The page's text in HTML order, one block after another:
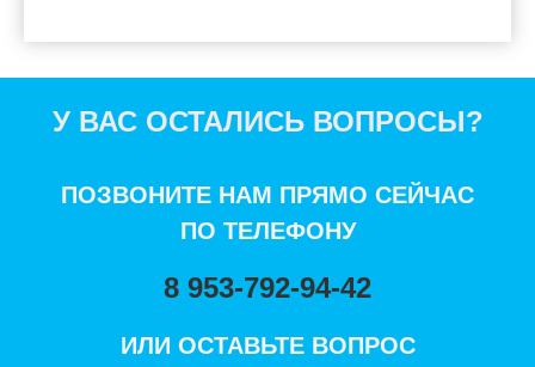
У ВАС ОСТАЛИСЬ ВОПРОСЫ?
ПОЗВОНИТЕ НАМ ПРЯМО СЕЙЧАС
ПО ТЕЛЕФОНУ
8 953-792-94-42
ИЛИ ОСТАВЬТЕ ВОПРОС